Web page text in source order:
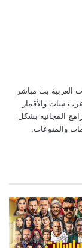
بث مباشر
سات والأقمار
المجانية بشكل
والمنوعات.